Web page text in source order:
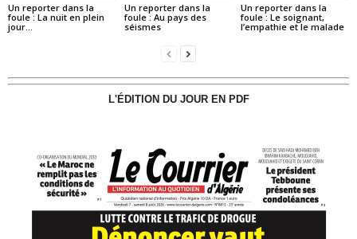
Un reporter dans la
foule : La nuit en plein
jour…
Un reporter dans la
foule : Au pays des
séismes
Un reporter dans la
foule : Le soignant,
l’empathie et le malade
L'ÉDITION DU JOUR EN PDF